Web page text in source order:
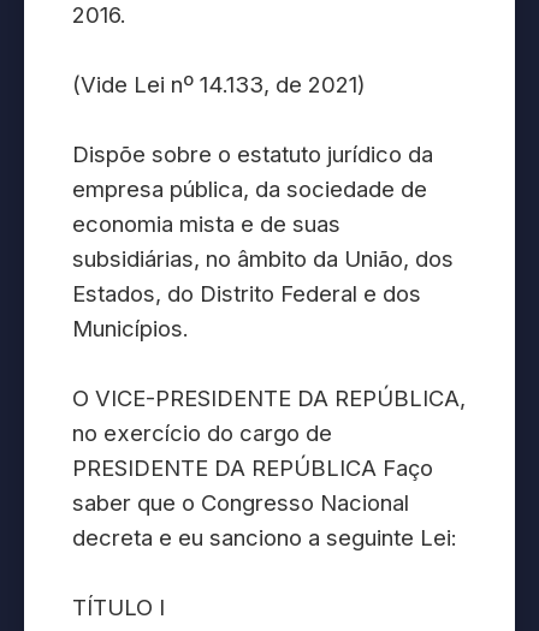
2016.
(Vide Lei nº 14.133, de 2021)
Dispõe sobre o estatuto jurídico da
empresa pública, da sociedade de
economia mista e de suas
subsidiárias, no âmbito da União, dos
Estados, do Distrito Federal e dos
Municípios.
O VICE-PRESIDENTE DA REPÚBLICA,
no exercício do cargo de
PRESIDENTE DA REPÚBLICA Faço
saber que o Congresso Nacional
decreta e eu sanciono a seguinte Lei:
TÍTULO I